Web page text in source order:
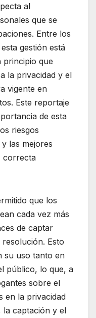
al
que se
Entre los
gestión está
principio que
la privacidad y el
vigente en
Este reportaje
de esta
riesgos
las mejores
correcta
que los
cada vez más
de captar
Esto
su uso tanto en
público, lo que, a
sobre el
en la privacidad
la captación y el